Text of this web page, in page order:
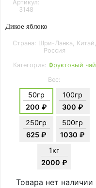
Артикул:
3148
Дикое яблоко
Страна: Шри-Ланка, Китай,
Россия
Категория: Фруктовый чай
Вес:
50гр
200 ₽
100гр
300 ₽
250гр
625 ₽
500гр
1030 ₽
1кг
2000 ₽
Товара нет наличии